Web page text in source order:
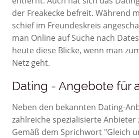
der Freakecke befreit. Während
schief im Freundeskreis
man Online auf Suche nach
heute diese Blicke, wenn man
Netz geht.
Dating - Angebote für
Neben den bekannten Dating-
zahlreiche spezialisierte
Gemäß dem Sprichwort "Gleich